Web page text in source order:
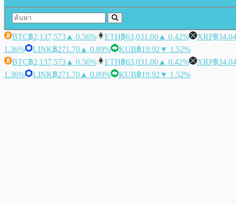
BTC฿2,137,573 ▲ 0.56% ETH฿63,031.00 ▲ 0.42% XRP฿34.04
1.36%
LINK฿271.70 ▲ 0.89% KUB฿19.92 ▼ 1.52%
BTC฿2,137,573 ▲ 0.56% ETH฿63,031.00 ▲ 0.42% XRP฿34.04
1.36%
LINK฿271.70 ▲ 0.89% KUB฿19.92 ▼ 1.52%